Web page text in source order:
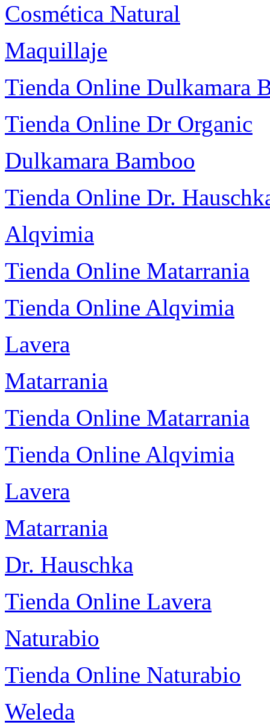
Cosmética Natural
Maquillaje
Tienda Online Dulkamara
Tienda Online Dr Organic
Dulkamara Bamboo
Tienda Online Dr.
Alqvimia
Tienda Online Matarrania
Tienda Online Alqvimia
Lavera
Matarrania
Tienda Online Matarrania
Tienda Online Alqvimia
Lavera
Matarrania
Dr. Hauschka
Tienda Online Lavera
Naturabio
Tienda Online Naturabio
Weleda